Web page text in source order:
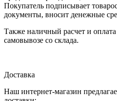
Покупатель подписывает
документы, вносит денежные
Также наличный расчет и
самовывозе со склада.
Доставка
Наш интернет-магазин